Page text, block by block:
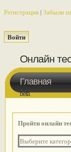
Регистрация | Забыли
Онлайн
beta
Главная
Пройти онлайн
Выберите